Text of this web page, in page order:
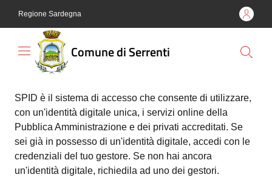
Regione Sardegna
Comune di Serrenti
di
Serrenti
Amministrazione
SPID è il sistema di accesso che consente di utilizzare,
con un'identità digitale unica, i servizi online della
Pubblica Amministrazione e dei privati accreditati. Se
sei già in possesso di un'identità digitale, accedi con le
credenziali del tuo gestore. Se non hai ancora
un'identità digitale, richiedila ad uno dei gestori.